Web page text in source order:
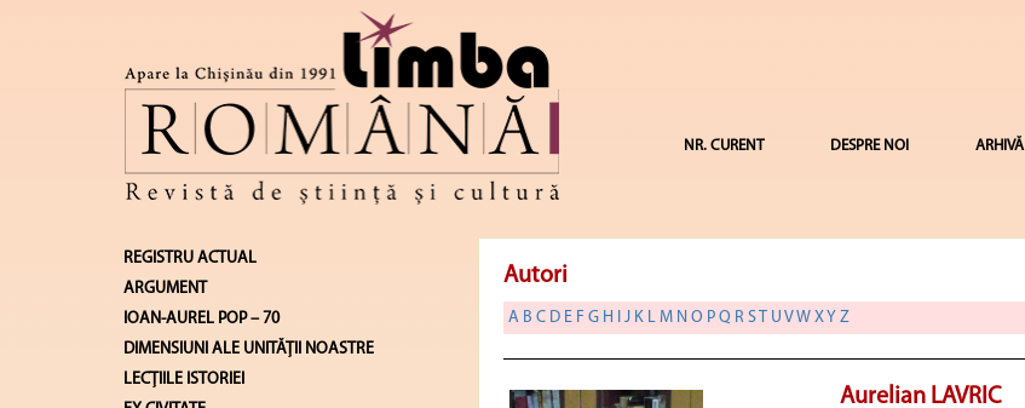
NR. CURENT DESPRE NOI ARHIVĂ
REGISTRU ACTUAL
ARGUMENT
IOAN-AUREL POP – 70
DIMENSIUNI ALE UNITĂŢII NOASTRE
LECŢIILE ISTORIEI
Autori
A B C D E F G H J K L M N O P Q R ST U VW XY Z
Aurelian LAVRIC